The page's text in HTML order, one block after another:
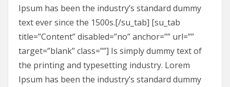
Ipsum has been the industry’s standard dummy
text ever since the 1500s.[/su_tab] [su_tab
title=”Content” disabled=”no” anchor=”” url=””
target=”blank” class=””] Is simply dummy text of
the printing and typesetting industry. Lorem
Ipsum has been the industry’s standard dummy